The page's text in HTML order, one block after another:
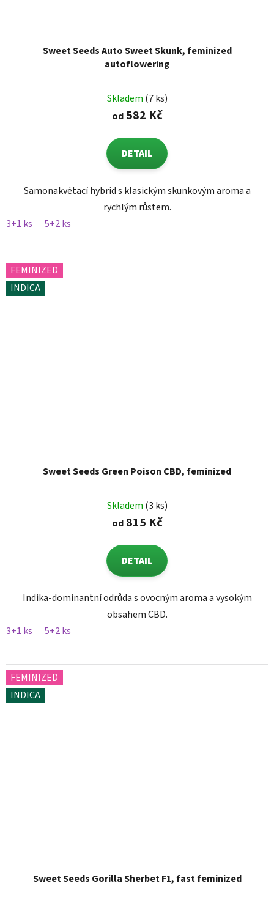
Sweet Seeds Auto Sweet Skunk, feminized
autoflowering
Skladem (7 ks)
od582 Kč
DETAIL
Samonakvétací hybrid s klasickým skunkovým aroma a
rychlým růstem.
3+1 ks
5+2 ks
FEMINIZED
INDICA
Sweet Seeds Green Poison CBD, feminized
Skladem (3 ks)
od815 Kč
DETAIL
Indika-dominantní odrůda s ovocným aroma a vysokým
obsahem CBD.
3+1 ks
5+2 ks
FEMINIZED
INDICA
Sweet Seeds Gorilla Sherbet F1, fast feminized